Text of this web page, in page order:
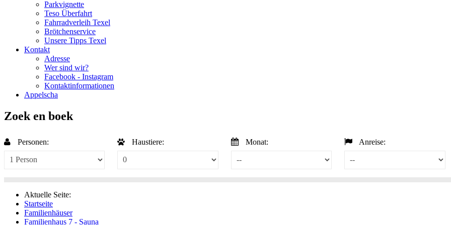
Parkvignette
Teso Überfahrt
Fahrradverleih Texel
Brötchenservice
Unsere Tipps Texel
Kontakt
Adresse
Wer sind wir?
Facebook - Instagram
Kontaktinformationen
Appelscha
Zoek en boek
Personen: Haustiere: Monat: Anreise:
Aktuelle Seite:
Startseite
Familienhäuser
Familienhaus 7 - Sauna